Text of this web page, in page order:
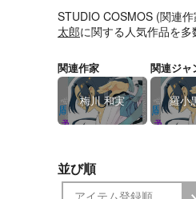
STUDIO COSMOS (関連作
太郎に関する人気作品を
関連作家
梅川 和実
関連ジャ
羅小
並び順